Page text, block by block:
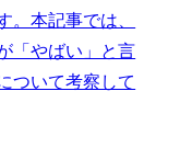
。本記事では、
「やばい」と言
ついて考察して